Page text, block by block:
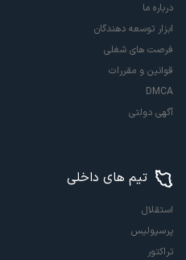
درباره ما
ابزار توسعه دهندگان
فرصت های شغلی
قوانین و مقررات
DMCA
آگهی دولتی
تیم های داخلی
استقلال
پرسپولیس
تراکتور